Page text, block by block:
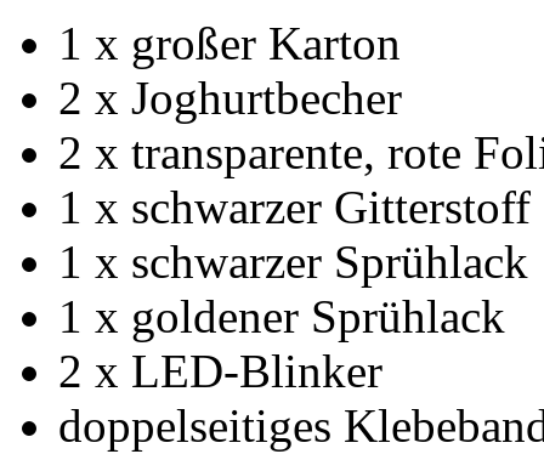
1 x großer Karton
2 x Joghurtbecher
2 x transparente, rote
1 x schwarzer Gitterstoff
1 x schwarzer Sprühlack
1 x goldener Sprühlack
2 x LED-Blinker
doppelseitiges